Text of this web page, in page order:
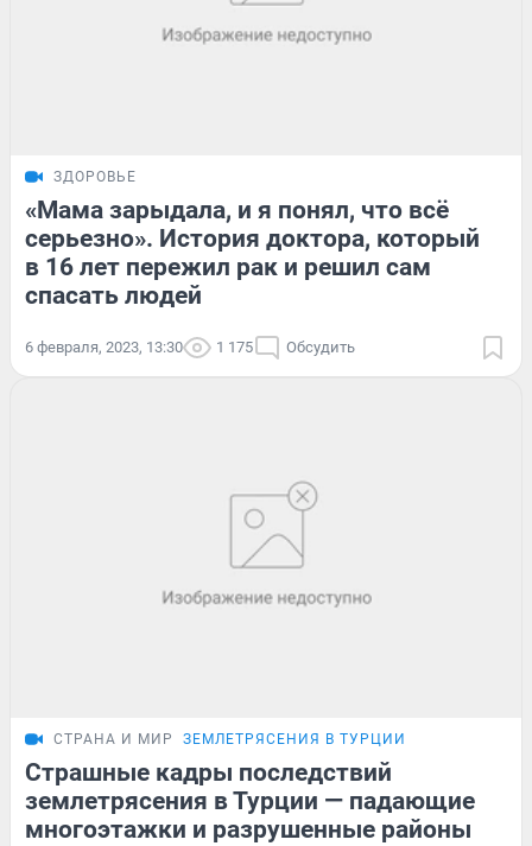
ЗДОРОВЬЕ
«Мама зарыдала, и я понял, что всё
серьезно». История доктора, который
в 16 лет пережил рак и решил сам
спасать людей
6 февраля, 2023, 13:30 1 175 Обсудить
СТРАНА И МИР ЗЕМЛЕТРЯСЕНИЯ В ТУРЦИИ
Страшные кадры последствий
землетрясения в Турции — падающие
многоэтажки и разрушенные районы